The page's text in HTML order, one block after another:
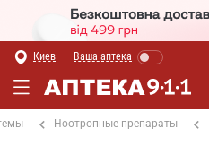
Киев Ваша аптека
Ноотропные препараты